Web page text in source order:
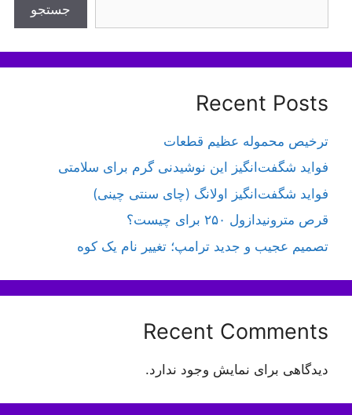
جستجو
Recent Posts
ترخیص محموله عظیم قطعات
فواید شگفت‌انگیز این نوشیدنی گرم برای سلامتی
فواید شگفت‌انگیز اولانگ (چای سنتی چینی)
قرص مترونیدازول ۲۵۰ برای چیست؟
تصمیم عجیب و جدید ترامپ؛ تغییر نام یک کوه
Recent Comments
دیدگاهی برای نمایش وجود ندارد.